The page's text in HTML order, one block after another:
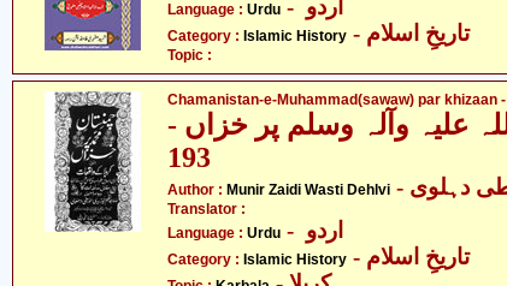
Language : Urdu
Category : Islamic History - تاریخِ اسلام
Topic :
Chamanistan-e-Muhammad(sawaw) par khizaan
علیہ وآلہ وسلم پر خزاں -
193
Author : Munir Zaidi Wasti Dehlvi دہلوی
Translator :
Language : Urdu
Category : Islamic History - تاریخِ اسلام